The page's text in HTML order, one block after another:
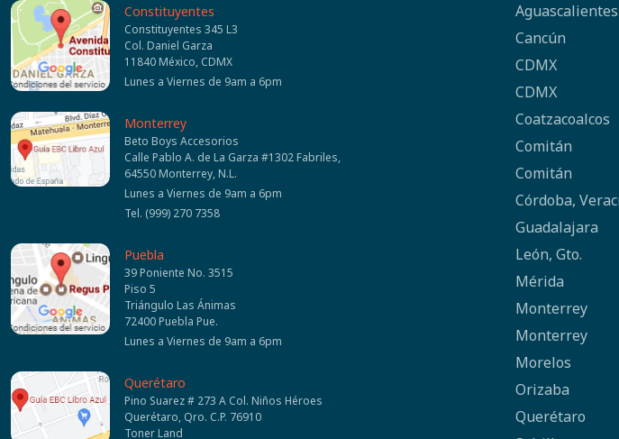
Constituyentes
Constituyentes 345 L3
Col. Daniel Garza
11840 México, CDMX
Lunes a Viernes de 9am a 6pm
Monterrey
Beto Boys Accesorios
Calle Pablo A. de La Garza #1302 Fabriles,
64550 Monterrey, N.L.
Lunes a Viernes de 9am a 6pm
Tel. (999) 270 7358
Puebla
39 Poniente No. 3515
Piso 5
Triángulo Las Ánimas
72400 Puebla Pue.
Lunes a Viernes de 9am a 6pm
Querétaro
Pino Suarez # 273 A Col. Niños Héroes
Querétaro, Qro. C.P. 76910
Toner Land
Aguascalientes
Cancún
CDMX
CDMX
Coatzacoalcos
Comitán
Comitán
Córdoba,
Guadalajara
León, Gto.
Mérida
Monterrey
Monterrey
Morelos
Orizaba
Querétaro